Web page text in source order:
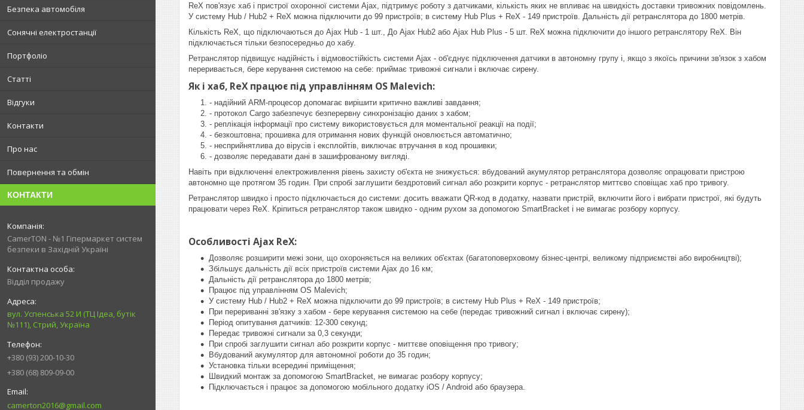
Безпека автомобіля
Сонячні електростанції
Портфоліо
Статті
Відгуки
Контакти
Про нас
Повернення та обмін
КОНТАКТИ
CamerTON - №1 Гіпермаркет систем
безпеки в Західній Україні
Відділ продажу
вул. Успенська 52 И (ТЦ Ідеа, бутік
№111), Стрий, Україна
+380 (93) 200-10-30
+380 (68) 809-09-00
camerton2016@gmail.com
ReX пов'язує хаб і пристрої охоронної системи Ajax, підтримує роботу з датчиками, кількість яких не впливає на швидкість доставки тривожних повідомлень.
У систему Hub / Hub2 + ReX можна підключити до 99 пристроїв; в систему Hub Plus + ReX - 149 пристроїв. Дальність дії ретранслятора до 1800 метрів.
Кількість ReX, що підключаються до Ajax Hub - 1 шт., До Ajax Hub2 або Ajax Hub Plus - 5 шт. ReX можна підключити до іншого ретранслятору ReX. Він
підключається тільки безпосередньо до хабу.
Ретранслятор підвищує надійність і відмовостійкість системи Ajax - об'єднує підключення датчики в автономну групу і, якщо з якоїсь причини зв'язок з хабом
переривається, бере керування системою на себе: приймає тривожні сигнали і включає сирену.
Як і хаб, ReX працює під управлінням OS Malevich:
- надійний ARM-процесор допомагає вирішити критично важливі завдання;
- протокол Cargo забезпечує безперервну синхронізацію даних з хабом;
- реплікація інформації про систему використовується для моментальної реакції на події;
- безкоштовна; прошивка для отримання нових функцій оновлюється автоматично;
- несприйнятлива до вірусів і експлойтів, виключає втручання в код прошивки;
- дозволяє передавати дані в зашифрованому вигляді.
Навіть при відключенні електроживлення рівень захисту об'єкта не знижується: вбудований акумулятор ретранслятора дозволяє опрацювати пристрою
автономно ще протягом 35 годин. При спробі заглушити бездротовий сигнал або розкрити корпус - ретранслятор миттєво сповіщає хаб про тривогу.
Ретранслятор швидко і просто підключається до системи: досить вважати QR-код в додатку, назвати пристрій, включити його і вибрати пристрої, які будуть
працювати через ReX. Кріпиться ретранслятор також швидко - одним рухом за допомогою SmartBracket і не вимагає розбору корпусу.
Особливості Ajax ReX:
Дозволяє розширити межі зони, що охороняється на великих об'єктах (багатоповерховому бізнес-центрі, великому підприємстві або виробництві);
Збільшує дальність дії всіх пристроїв системи Ajax до 16 км;
Дальність дії ретранслятора до 1800 метрів;
Працює під управлінням OS Malevich;
У систему Hub / Hub2 + ReX можна підключити до 99 пристроїв; в систему Hub Plus + ReX - 149 пристроїв;
При перериванні зв'язку з хабом - бере керування системою на себе (передає тривожний сигнал і включає сирену);
Період опитування датчиків: 12-300 секунд;
Передає тривожні сигнали за 0,3 секунди;
При спробі заглушити сигнал або розкрити корпус - миттєве оповіщення про тривогу;
Вбудований акумулятор для автономної роботи до 35 годин;
Установка тільки всередині приміщення;
Швидкий монтаж за допомогою SmartBracket, не вимагає розбору корпусу;
Підключається і працює за допомогою мобільного додатку iOS / Android або браузера.